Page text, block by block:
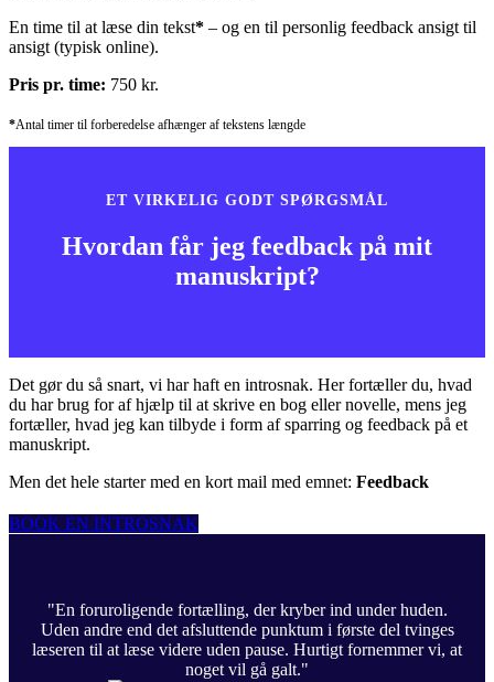
En time til at læse din tekst* – og en til personlig feedback ansigt til
ansigt (typisk online).
Pris pr. time: 750 kr.
*Antal timer til forberedelse afhænger af tekstens længde
ET VIRKELIG GODT SPØRGSMÅL
Hvordan får jeg feedback på mit
manuskript?
Det gør du så snart, vi har haft en introsnak. Her fortæller du, hvad
du har brug for af hjælp til at skrive en bog eller novelle, mens jeg
fortæller, hvad jeg kan tilbyde i form af sparring og feedback på et
manuskript.
Men det hele starter med en kort mail med emnet: Feedback
BOOK EN INTROSNAK
"En foruroligende fortælling, der kryber ind under huden.
Uden andre end det afsluttende punktum i første del tvinges
læseren til at læse videre uden pause. Hurtigt fornemmer vi, at
noget vil gå galt."